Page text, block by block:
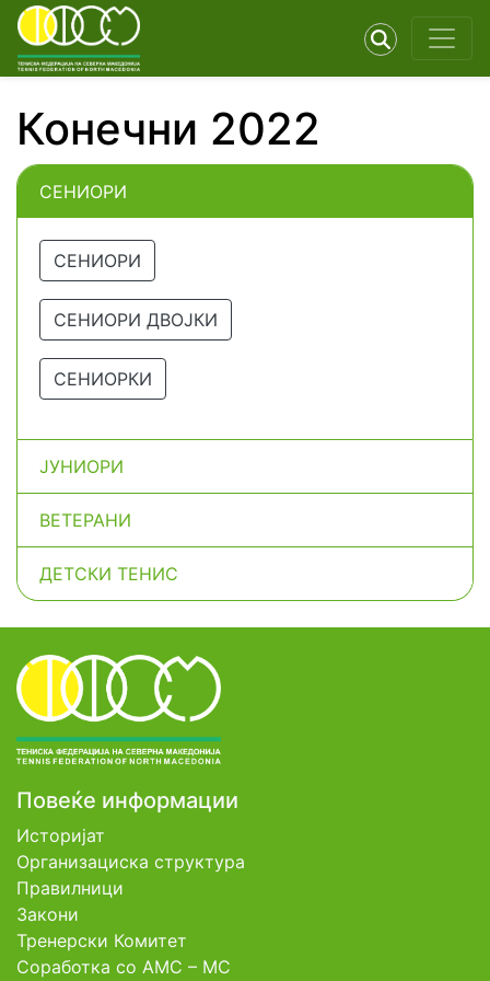
Конечни 2022
СЕНИОРИ
СЕНИОРИ
СЕНИОРИ ДВОЈКИ
СЕНИОРКИ
ЈУНИОРИ
ВЕТЕРАНИ
ДЕТСКИ ТЕНИС
Повеќе информации
Историјат
Организациска структура
Правилници
Закони
Тренерски Комитет
Соработка со АМС – МС